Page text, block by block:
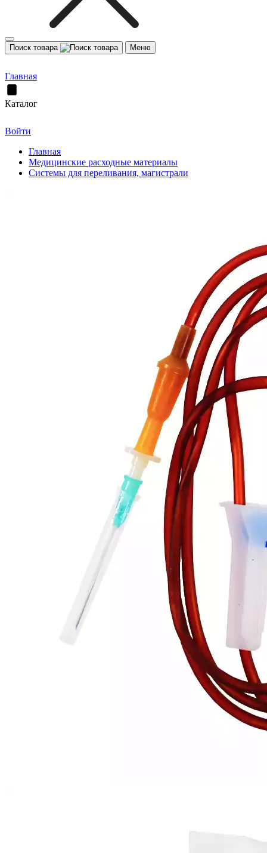
Поиск товара Меню
Главная
Каталог
Войти
Главная
Медицинские расходные материалы
Системы для переливания, магистрали